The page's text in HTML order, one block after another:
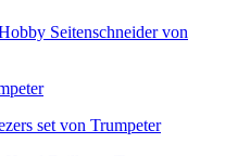
Seitenschneider von
set von Trumpeter